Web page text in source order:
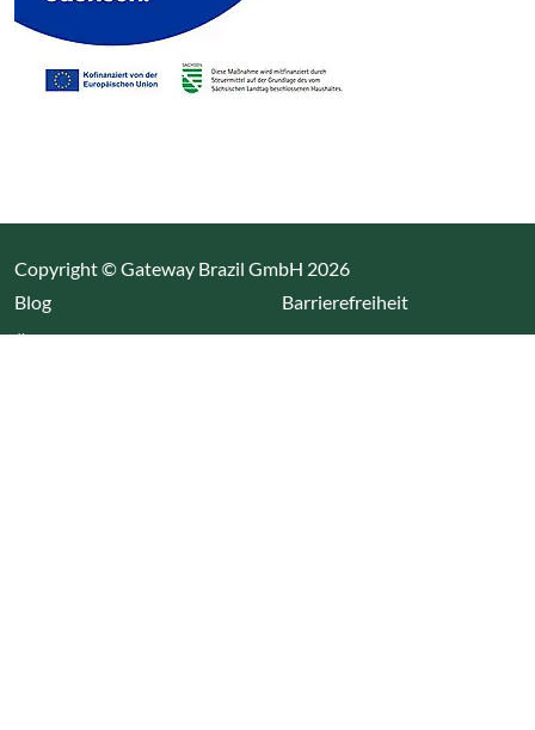
Copyright © Gateway Brazil GmbH 2026
Blog(Link öffnet einen neuen Tab)
Über uns
Barrierefreiheit
Impressum